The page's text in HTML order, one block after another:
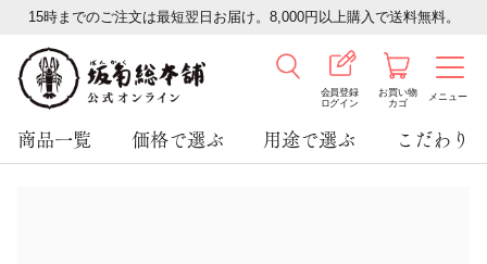
15時までのご注文は最短翌日お届け。8,000円以上購入で送料無料。
会員登録
ログイン
お買い物
カゴ
メニュー
商品一覧 価格で選ぶ 用途で選ぶ こだわり